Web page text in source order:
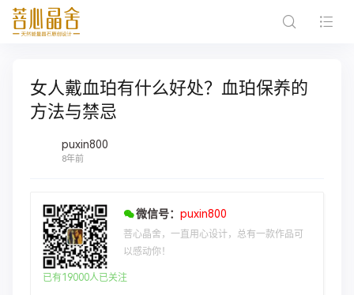
女人戴血珀有什么好处？血珀保养的
方法与禁忌
puxin800
8年前
微信号： puxin800
菩心晶舍，一直用心设计，总有一款作品可
以感动你！
已有19000人已关注